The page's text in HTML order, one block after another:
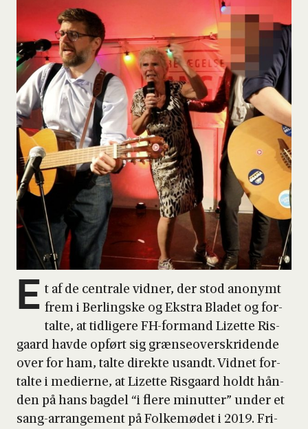
E t af de cen­tra­le vid­ner, der stod ano­nymt
frem i Ber­ling­s­ke og Ekstra Bla­det og for­
tal­te, at tid­li­ge­re FH-for­mand Lizet­te Ris­
gaard hav­de opført sig græn­se­over­skri­den­de
over for ham, tal­te direk­te usandt. Vid­net for­
tal­te i medi­er­ne, at Lizet­te Ris­gaard holdt hån­
den på hans bag­del “i fle­re minut­ter” under et
sang-arran­ge­ment på Fol­ke­mø­det i 2019. Fri­